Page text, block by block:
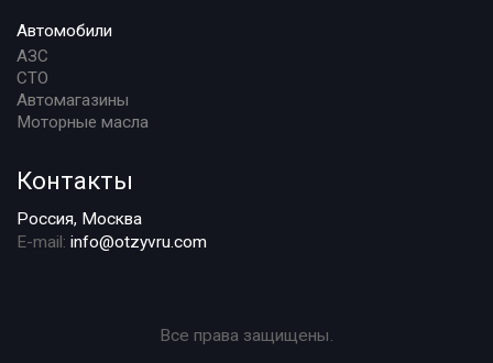
Автомобили
АЗС
СТО
Автомагазины
Моторные масла
Контакты
Россия, Москва
E-mail: info@otzyvru.com
Все права защищены.